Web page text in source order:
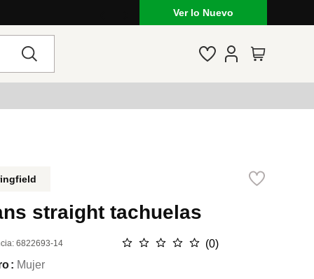
Ver lo Nuevo
straight tachuelas
:6822693-14 ☆ ☆ ☆ ☆ ☆ (0)
Mujer